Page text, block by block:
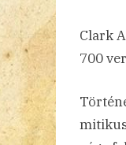
Clark
700